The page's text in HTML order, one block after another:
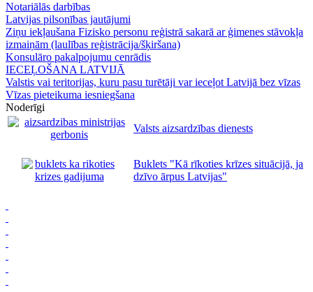
Notariālās darbības
Latvijas pilsonības jautājumi
Ziņu iekļaušana Fizisko personu reģistrā sakarā ar ģimenes stāvokļa
izmaiņām (laulības reģistrācija/šķiršana)
Konsulāro pakalpojumu cenrādis
IECEĻOŠANA LATVIJĀ
Valstis vai teritorijas, kuru pasu turētāji var ieceļot Latvijā bez vīzas
Vīzas pieteikuma iesniegšana
Noderīgi
Valsts aizsardzības dienests
Buklets "Kā rīkoties krīzes situācijā, ja
dzīvo ārpus Latvijas"